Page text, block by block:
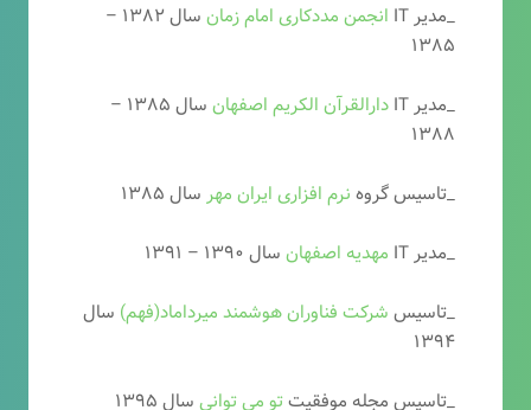
_مدیر IT انجمن مددکاری امام زمان
سال ۱۳۸۲ –
۱۳۸۵
_مدیر IT
دارالقرآن الکریم اصفهان
سال ۱۳۸۵ –
۱۳۸۸
_تاسیس گروه نرم افزاری ایران مهر سال ۱۳۸۵
_مدیر IT
مهدیه اصفهان سال ۱۳۹۰ – ۱۳۹۱
_تاسیس شرکت فناوران هوشمند میرداماد(فهم) سال
۱۳۹۴
_تاسیس مجله موفقیتتو می توانی سال ۱۳۹۵